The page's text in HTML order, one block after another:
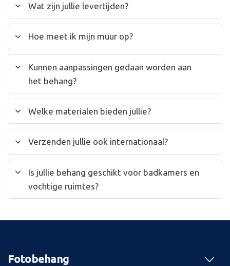
Wat zijn jullie levertijden?
Hoe meet ik mijn muur op?
Kunnen aanpassingen gedaan worden aan
het behang?
Welke materialen bieden jullie?
Verzenden jullie ook internationaal?
Is jullie behang geschikt voor badkamers en
vochtige ruimtes?
Fotobehang